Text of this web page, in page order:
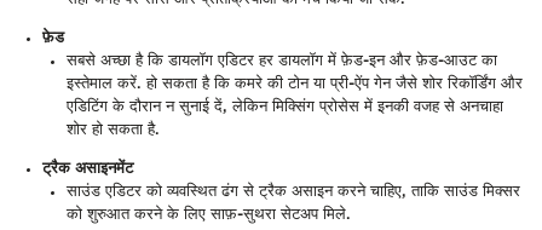
फ़ेड
सबसे अच्छा है कि डायलॉग एडिटर हर डायलॉग में फ़ेड-इन और फ़ेड-आउट का
इस्तेमाल करें. हो सकता है कि कमरे की टोन या प्री-ऐंप गेन जैसे शोर रिकॉर्डिंग और
एडिटिंग के दौरान न सुनाई दें, लेकिन मिक्सिंग प्रोसेस में इनकी वजह से अनचाहा
शोर हो सकता है.
ट्रैक असाइनमेंट
साउंड एडिटर को व्यवस्थित ढंग से ट्रैक असाइन करने चाहिए, ताकि साउंड मिक्सर
को शुरुआत करने के लिए साफ़-सुथरा सेटअप मिले.